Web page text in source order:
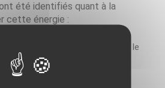
été identifiés quant à la
cette énergie :
élevés et au sein desquels le
majoritaire ;